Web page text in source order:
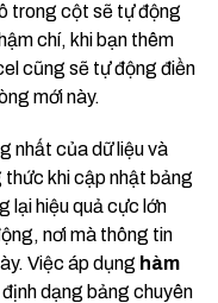
trong cột sẽ tự động
chí, khi bạn thêm
cũng sẽ tự động điền
mới này.
nhất của dữ liệu và
thức khi cập nhật bảng
lại hiệu quả cực lớn
nơi mà thông tin
Việc áp dụng hàm
dạng bảng chuyên